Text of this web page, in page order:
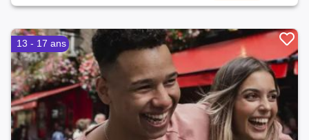
13 - 17 ans